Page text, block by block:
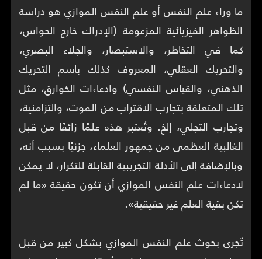
ما وراء علم النفس أو علم النفس الموازي هو دراسة
الظواهر الفيزيائية المزعومة (الإدراك خارج الحواس،
كما في التخاطر، والاستبصار، والجلاء البصري،
والتحريك العقلي، المعروف كذلك باسم التحريك
الذهني، والقياس النفسي) وادعاءات الخوارق، مثل
تلك المتعلقة بتجارب الاقتراب من الموت، والتزامنية،
وتجارب التجلي، إلخ. وتُعتبر هذه علمًا زائفًا من قبل
الغالبية العظمى من جمهور العلماء، جزئيًا بسبب أنه،
وبالإضافة إلى الأدلة التجريبية القابلة للتكرار، لا يمكن
لادعاءات علم النفس الموازي أن تكون حقيقةً «ما لم
تُجرى بحوث علم النفس الموازي بشكل كبير من قبل